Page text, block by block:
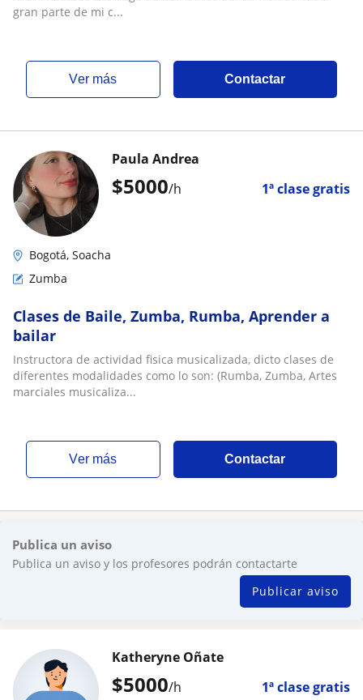
gran parte de mi c...
ver más Contactar
$5000/h 1ª clase gratis
Paula Andrea
Bogotá, Soacha
Zumba
Clases de Baile, Zumba, Rumba, Aprender a
bailar
Instructora de actividad fisica musicalizada, dicto clases de
diferentes modalidades como lo son: (Rumba, Zumba, Artes
marciales musicaliza...
ver más Contactar
Publica un aviso
Publica un aviso y los profesores podrán contactarte
Publicar aviso
$5000/h 1ª clase gratis
Katheryne Oñate